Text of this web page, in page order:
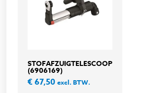
STOFAFZUIGTELESCOOP
(6906169)
€67,50 excl. BTW.